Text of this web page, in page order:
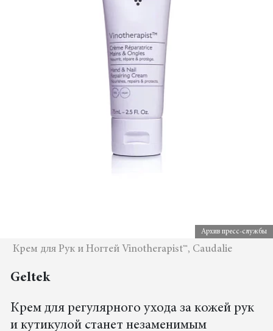
Архив пресс-службы
Крем для Рук и Ногтей Vinotherapist™, Caudalie
Geltek
Крем для регулярного ухода за кожей рук
и кутикулой станет незаменимым